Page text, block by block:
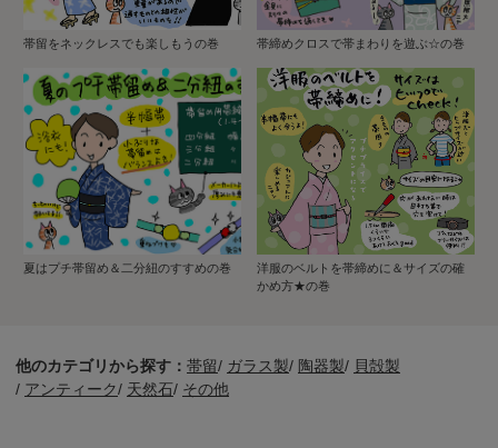
帯留をネックレスでも楽しもうの巻 帯締めクロスで帯まわりを遊ぶ☆の巻
夏はプチ帯留め＆二分紐のすすめの巻
洋服のベルトを帯締めに＆サイズの確
かめ方★の巻
他のカテゴリから探す： 帯留/ ガラス製/ 陶器製/ 貝殻製
/ アンティーク/ 天然石/ その他